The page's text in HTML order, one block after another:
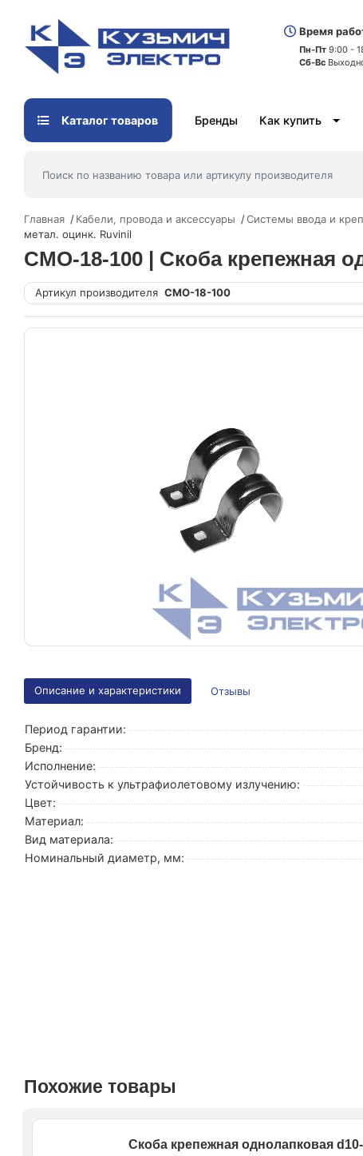
Время
Пн-Пт 9:00 -
Сб-Вс
Каталог товаров Бренды Как купить
Главная Кабели, провода и аксессуары Системы ввода и
метал. оцинк. Ruvinil
СМО-18-100 | Скоба крепежная
Артикул производителя СМО-18-100
Описание и характеристики Отзывы
Период гарантии:
Бренд:
Исполнение:
Устойчивость к ультрафиолетовому излучению:
Цвет:
Материал:
Вид материала:
Номинальный диаметр, мм:
Похожие товары
Скоба крепежная однолапковая